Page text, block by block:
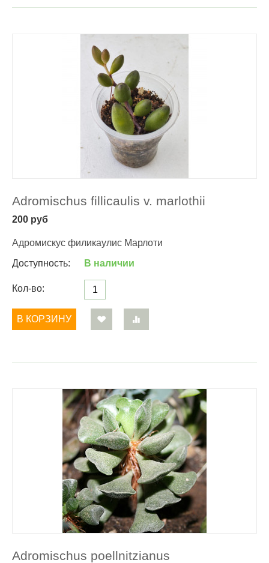
Adromischus fillicaulis v. marlothii
200 руб
Aдромискус филикаулис Марлоти
Доступность:
В наличии
Кол-во:
В КОРЗИНУ
Adromischus poellnitzianus